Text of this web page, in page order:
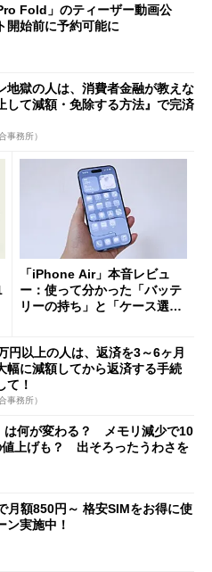
Fold」のティーザー動画公
始前に予約可能に
地獄の人は、消費者金融が教えな
して減額・免除する方法』で完済
事務所）
「iPhone Air」本音レビュ
ー：使って分かった「バッテ
リーの持ち」と「ケース選
円以上の人は、返済を3～6ヶ月
幅に減額してから返済する手続
て！
事務所）
は何が変わる？ メモリ減少で10
値上げも？ 出そろったうわさを
月額850円～ 格安SIMをお得に使
ン実施中！